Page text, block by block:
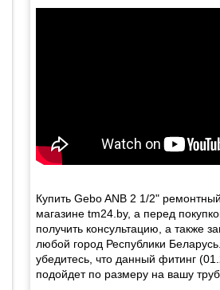
Купить Gebo ANB 2 1/2"
магазине tm24.by, а перед
получить консультацию, а также
любой город Республики
убедитесь, что данный фитинг
подойдет по размеру на вашу